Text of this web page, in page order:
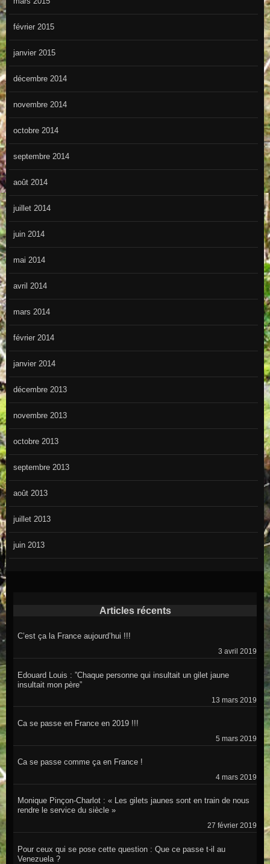
février 2015
janvier 2015
décembre 2014
novembre 2014
octobre 2014
septembre 2014
août 2014
juillet 2014
juin 2014
mai 2014
avril 2014
mars 2014
février 2014
janvier 2014
décembre 2013
novembre 2013
octobre 2013
septembre 2013
août 2013
juillet 2013
juin 2013
Articles récents
C’est ça la France aujourd’hui !!!
3 avril 2019
Edouard Louis : ”Chaque personne qui insultait un gilet jaune
insultait mon père”
13 mars 2019
Ca se passe en France en 2019 !!!
5 mars 2019
Ca se passe comme ça en France !
4 mars 2019
Monique Pinçon-Charlot : « Les gilets jaunes sont en train de nous
rendre le service du siècle »
27 février 2019
Pour ceux qui se pose cette question : Que ce passe t-il au
Venezuela ?